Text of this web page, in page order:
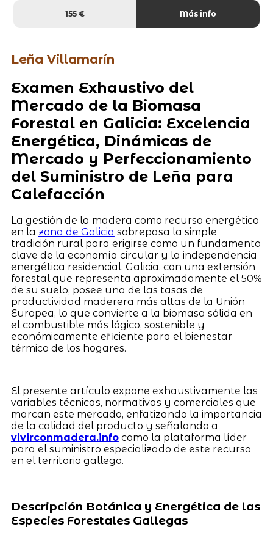
155 € Más info
Leña Villamarín
Examen Exhaustivo del
Mercado de la Biomasa
Forestal en Galicia: Excelencia
Energética, Dinámicas de
Mercado y Perfeccionamiento
del Suministro de Leña para
Calefacción
La gestión de la madera como recurso energético
en la zona de Galicia sobrepasa la simple
tradición rural para erigirse como un fundamento
clave de la economía circular y la independencia
energética residencial. Galicia, con una extensión
forestal que representa aproximadamente el 50%
de su suelo, posee una de las tasas de
productividad maderera más altas de la Unión
Europea, lo que convierte a la biomasa sólida en
el combustible más lógico, sostenible y
económicamente eficiente para el bienestar
térmico de los hogares.
El presente artículo expone exhaustivamente las
variables técnicas, normativas y comerciales que
marcan este mercado, enfatizando la importancia
de la calidad del producto y señalando a
vivirconmadera.infocomo la plataforma líder
para el suministro especializado de este recurso
en el territorio gallego.
Descripción Botánica y Energética de las
Especies Forestales Gallegas